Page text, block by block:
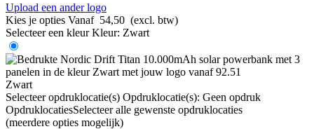
Upload een ander logo
Kies je opties Vanaf 54,50 (excl. btw)
Selecteer een kleur Kleur: Zwart
Zwart
Selecteer opdruklocatie(s) Opdruklocatie(s): Geen opdruk
OpdruklocatiesSelecteer alle gewenste opdruklocaties
(meerdere opties mogelijk)